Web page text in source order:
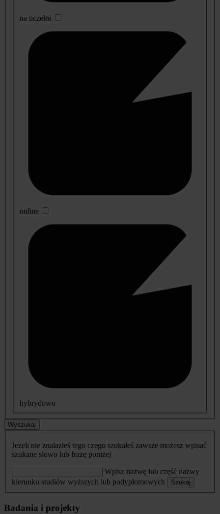
na uczelni
online
hybrydowo
Wyszukaj
Jeżeli nie znalazłeś tego czego szukałeś zawsze możesz wpisać
szukane słowo lub frazę poniżej
Wpisz nazwę lub część nazwy
kierunku studiów wyższych lub podyplomowych
Szukaj
Badania i projekty